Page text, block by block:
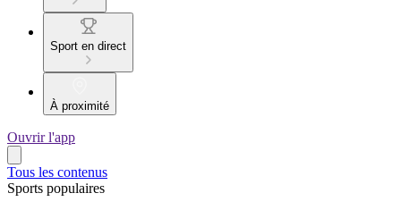
Sport en direct
À proximité
Ouvrir l'app
Tous les contenus
Sports populaires